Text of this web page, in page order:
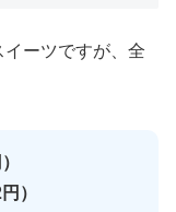
ーツですが、全
）